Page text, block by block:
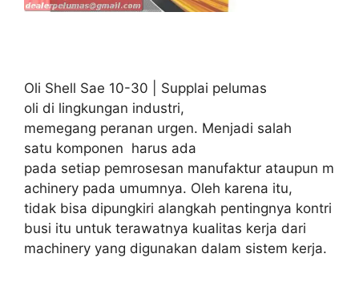
Oli Shell Sae 10-30 | Supplai pelumas
oli di lingkungan industri,
memegang peranan urgen. Menjadi salah
satu komponen harus ada
pada setiap pemrosesan manufaktur ataupun m
achinery pada umumnya. Oleh karena itu,
tidak bisa dipungkiri alangkah pentingnya kontri
busi itu untuk terawatnya kualitas kerja dari
machinery yang digunakan dalam sistem kerja.